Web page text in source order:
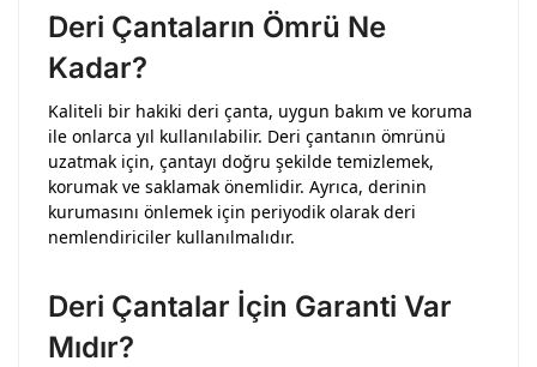
Deri Çantaların Ömrü Ne
Kadar?
Kaliteli bir hakiki deri çanta, uygun bakım ve koruma
ile onlarca yıl kullanılabilir. Deri çantanın ömrünü
uzatmak için, çantayı doğru şekilde temizlemek,
korumak ve saklamak önemlidir. Ayrıca, derinin
kurumasını önlemek için periyodik olarak deri
nemlendiriciler kullanılmalıdır.
Deri Çantalar İçin Garanti Var
Mıdır?